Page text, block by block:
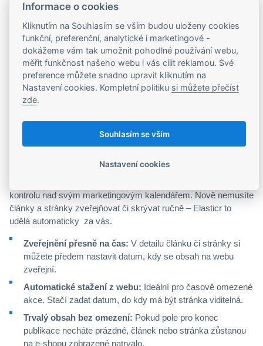
BaseLinker
Rozšiřujeme rodinu našich napojení o integraci s platformou
BaseLinker. Toto propojení vám umožní plynule stahovat a
zpracovávat externí objednávky z marketplace kanálů přímo v
našem skladovém systému Elasticr.
Automatická publikace článků a
stránek
kontrolu nad svým marketingovým kalendářem. Nově nemusíte
články a stránky zveřejňovat či skrývat ručně – Elasticr to
udělá automaticky za vás.
Zveřejnění přesně na čas: V detailu článku či stránky si
můžete předem nastavit datum, kdy se obsah na webu
zveřejní.
Automatické stažení z webu: Ideální pro časově omezené
akce. Stačí zadat datum, do kdy má být stránka viditelná.
Trvalý obsah bez omezení: Pokud pole pro konec
publikace necháte prázdné, článek nebo stránka zůstanou
na e-shopu zobrazené natrvalo.
Informace o cookies
Kliknutím na Souhlasím se vším budou uloženy cookies
funkční, preferenční, analytické i marketingové -
dokážeme vám tak umožnit pohodlné používání webu,
měřit funkčnost našeho webu i vás cílit reklamou. Své
preference můžete snadno upravit kliknutím na
Nastavení cookies. Kompletní politiku si můžete přečíst
zde.
Souhlasím se vším
Nastavení cookies